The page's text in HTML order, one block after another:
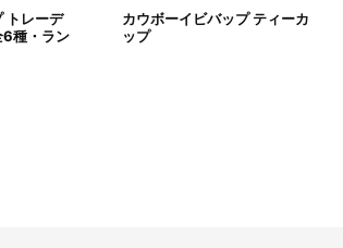
付後の決済方法変更はできませんので、あら
トレーデ
6種・ラン
カウボーイビバップ ティーカ
ップ